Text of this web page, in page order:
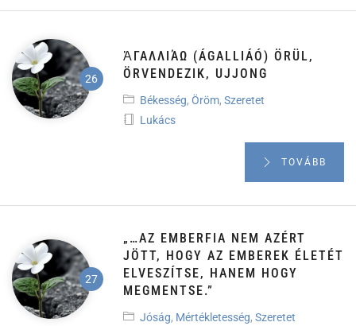
ἈΓΑΛΛΙΆΩ (ÁGALLIÁÓ) ÖRÜL,
ÖRVENDEZIK, UJJONG
Békesség, Öröm, Szeretet
Lukács
TOVÁBB
„…AZ EMBERFIA NEM AZÉRT
JÖTT, HOGY AZ EMBEREK ÉLETÉT
ELVESZÍTSE, HANEM HOGY
MEGMENTSE.”
Jóság, Mértékletesség, Szeretet